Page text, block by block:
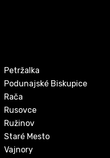
Petržalka
Podunajské Biskupice
Rača
Rusovce
Ružinov
Staré Mesto
Vajnory